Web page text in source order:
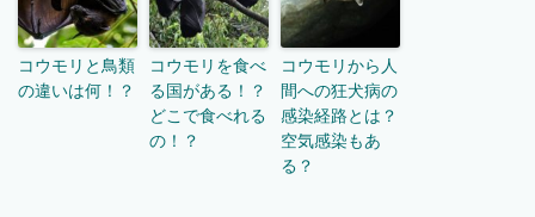
コウモリと鳥類
の違いは何！？
コウモリを食べ
る国がある！？
どこで食べれる
の！？
コウモリから人
間への狂犬病の
感染経路とは？
空気感染もあ
る？